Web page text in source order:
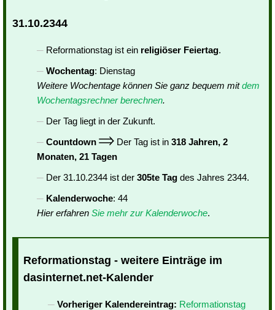
31.10.2344
Reformationstag ist ein religiöser Feiertag.
Wochentag: Dienstag
Weitere Wochentage können Sie ganz bequem mitdem
Wochentagsrechner berechnen.
Der Tag liegt in der Zukunft.
Countdown
Der Tag ist in 318 Jahren, 2
Monaten, 21 Tagen
Der 31.10.2344 ist der 305te Tag des Jahres 2344.
Kalenderwoche: 44
Hier erfahren Sie mehr zur Kalenderwoche.
Reformationstag - weitere Einträge im
dasinternet.net-Kalender
Vorheriger Kalendereintrag: Reformationstag